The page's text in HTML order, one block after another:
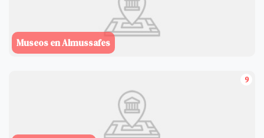
Museos en Almussafes
9